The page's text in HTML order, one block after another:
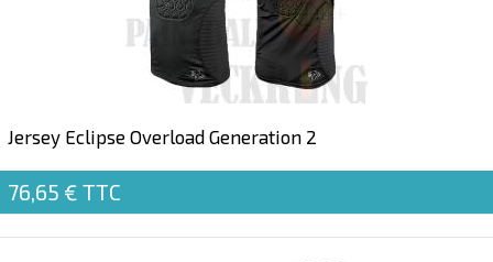
Jersey Eclipse Overload Generation 2
76,65 € TTC